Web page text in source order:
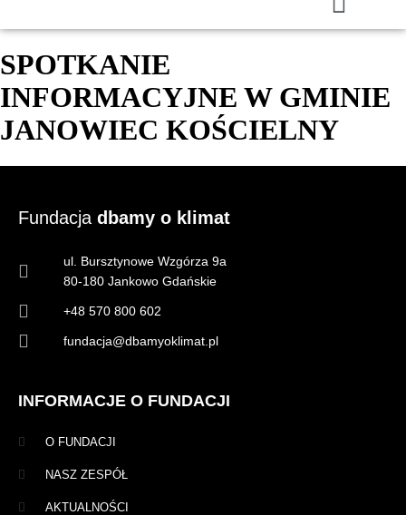
SPOTKANIE
INFORMACYJNE W GMINIE
JANOWIEC KOŚCIELNY
Fundacja dbamy o klimat
ul. Bursztynowe Wzgórza 9a
80-180 Jankowo Gdańskie
+48 570 800 602
fundacja@dbamyoklimat.pl
INFORMACJE O FUNDACJI
O FUNDACJI
NASZ ZESPÓŁ
AKTUALNOŚCI